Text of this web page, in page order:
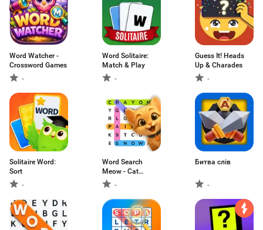
Word Watcher -
Crossword Games
-
Word Solitaire:
Match & Play
-
Guess It! Heads
Up & Charades
-
Solitaire Word:
Sort
-
Word Search
Meow - Cat
Puzzle
-
Битва слів
-